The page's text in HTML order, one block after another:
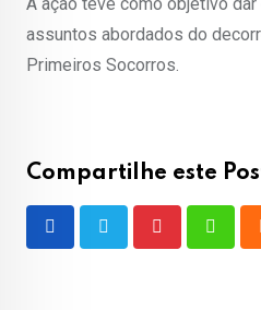
assuntos abordados do
Primeiros Socorros.
Compartilhe este